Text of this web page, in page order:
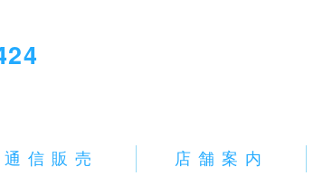
通信販売 店舗案内